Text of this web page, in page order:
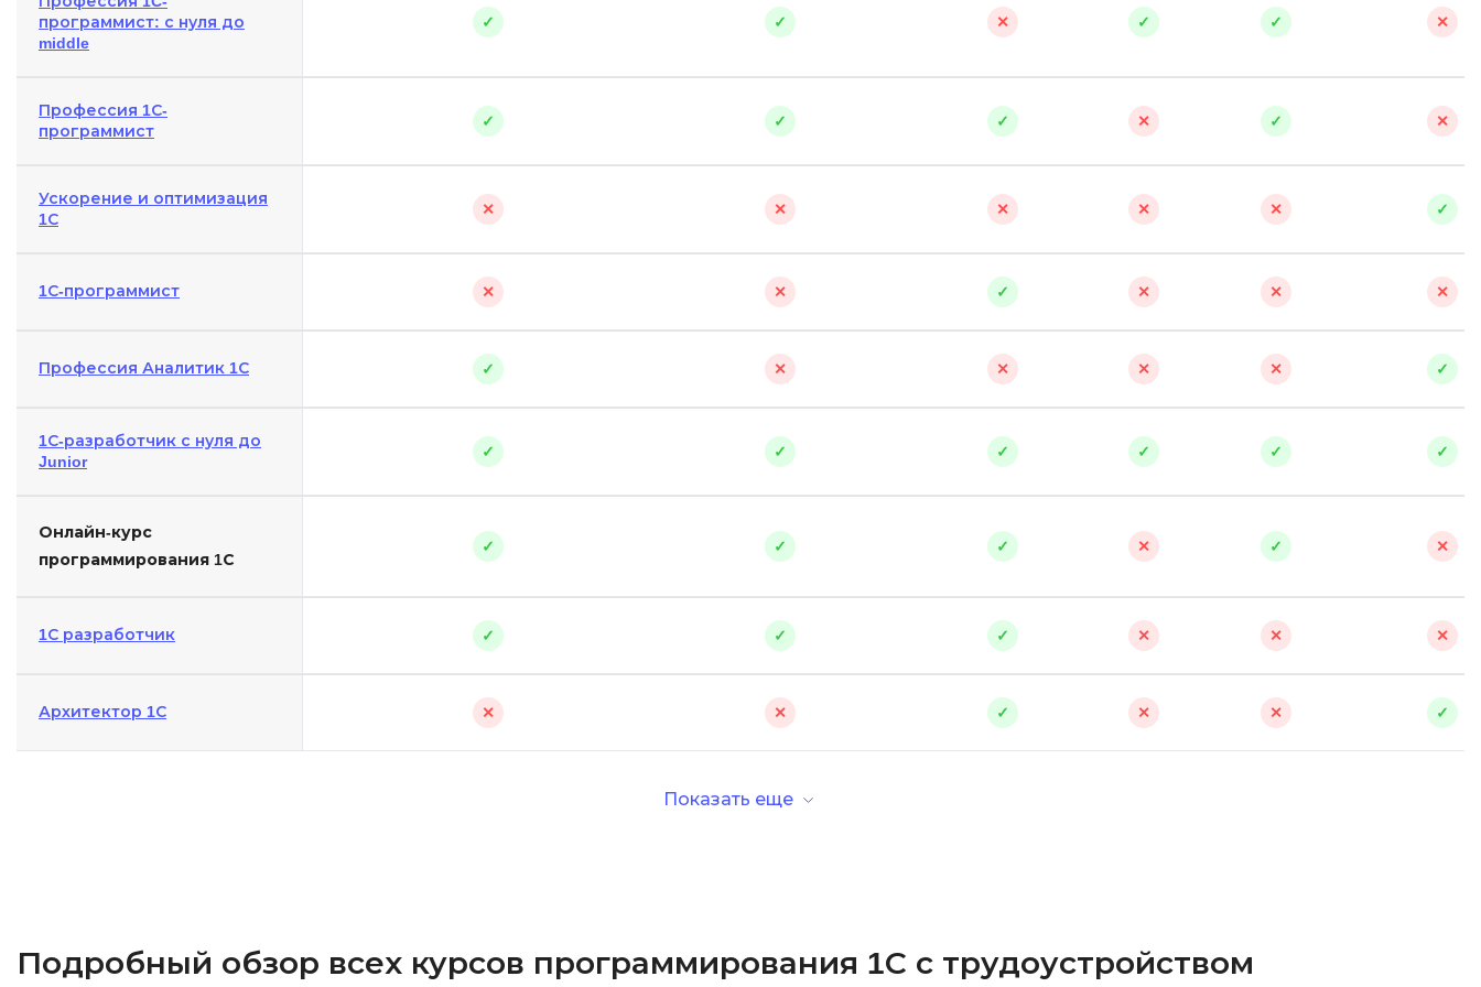
программист: с нуля до
middle
✓ ✓ ✕ ✓ ✓ ✕
Профессия 1С-
программист
✓ ✓ ✓ ✕ ✓ ✕
Ускорение и оптимизация
1С
✕ ✕ ✕ ✕ ✕ ✓
1С-программист ✕ ✕ ✓ ✕ ✕ ✕
Профессия Аналитик 1С ✓ ✕ ✕ ✕ ✕ ✓
1С-разработчик с нуля до
Junior
✓ ✓ ✓ ✓ ✓ ✓
Онлайн-курс
программирования 1С
✓ ✓ ✓ ✕ ✓ ✕
1С разработчик ✓ ✓ ✓ ✕ ✕ ✕
Архитектор 1С ✕ ✕ ✓ ✕ ✕ ✓
Показать еще
Подробный обзор всех курсов программирования 1С с трудоустройством